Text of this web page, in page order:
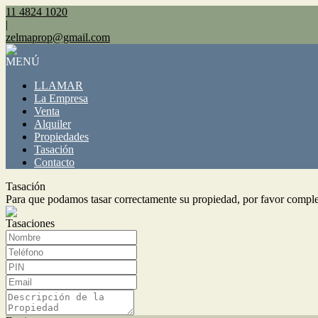
11 4824 1020
|
zelmaprop@gmail.com
MENÚ
LLAMAR
La Empresa
Venta
Alquiler
Propiedades
Tasación
Contacto
Tasación
Para que podamos tasar correctamente su propiedad, por favor
Tasaciones